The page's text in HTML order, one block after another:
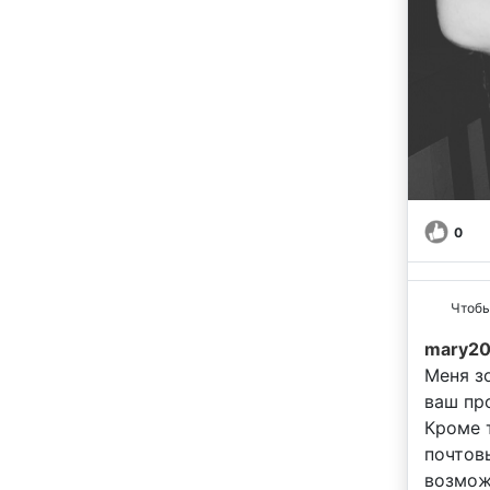
0
Меня
ваш
Кроме